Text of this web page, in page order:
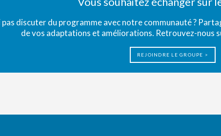
discuter du programme avec notre communauté ?
de vos adaptations et améliorations. Retrouvez-nous
REJOINDRE LE GROUPE >